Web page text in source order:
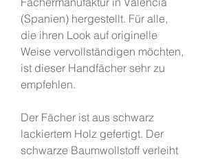
(Spanien) hergestellt. Für alle,
die ihren Look auf originelle
Weise vervollständigen möchten,
ist dieser Handfächer sehr zu
empfehlen.
Der Fächer ist aus schwarz
lackiertem Holz gefertigt. Der
schwarze Baumwollstoff verleiht